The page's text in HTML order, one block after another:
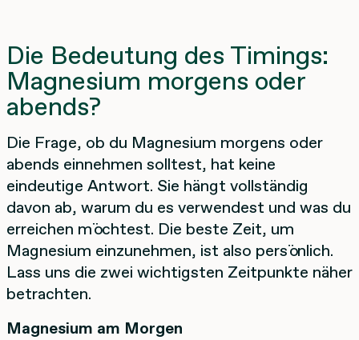
Die Bedeutung des Timings:
Magnesium morgens oder
abends?
Die Frage, ob du Magnesium morgens oder
abends einnehmen solltest, hat keine
eindeutige Antwort. Sie hängt vollständig
davon ab, warum du es verwendest und was du
erreichen möchtest. Die beste Zeit, um
Magnesium einzunehmen, ist also persönlich.
Lass uns die zwei wichtigsten Zeitpunkte näher
betrachten.
Magnesium am Morgen